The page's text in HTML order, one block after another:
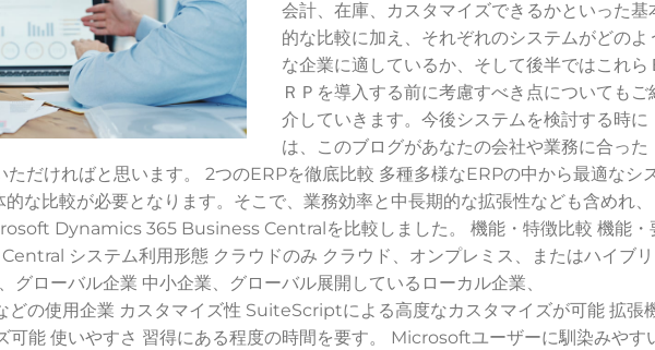
会計、在庫、カスタマイズできるかといった基
的な比較に加え、それぞれのシステムがどのよ
な企業に適しているか、そして後半ではこれら
ＲＰを導入する前に考慮すべき点についてもご
介していきます。今後システムを検討する時に
は、このブログがあなたの会社や業務に合った
ただければと思います。 2つのERPを徹底比較 多種多様なERPの中から最適なシ
な比較が必要となります。そこで、業務効率と中長期的な拡張性なども含めれ、
Dynamics 365 Business Centralを比較しました。 機能・特徴比較 機能・
システム利用形態 クラウドのみ クラウド、オンプレミス、またはハイブリ
グローバル企業 中小企業、グローバル展開しているローカル企業、
の使用企業 カスタマイズ性 SuiteScriptによる高度なカスタマイズが可能 拡張
可能 使いやすさ 習得にある程度の時間を要す。 Microsoftユーザーに馴染みやす